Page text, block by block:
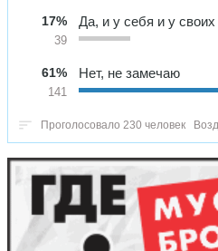
17%
39
Да, и у себя и у своих
61%
141
Нет, не замечаю
Проголосовало 230 человек